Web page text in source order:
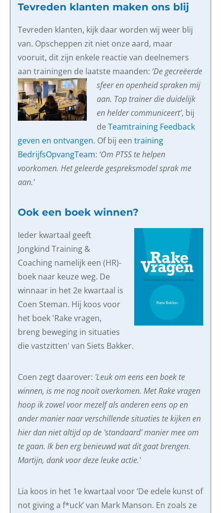
Tevreden klanten maken ons blij
Tevreden klanten, kijk daar worden wij weer blij
van. Opscheppen zit niet onze aard, maar
vooruit, dit zijn enkele reactie van deelnemers
aan trainingen de laatste maanden: ‘De gecreëerde
sfeer en openheid spraken mij
aan. Top trainer die duidelijk
en helder communiceert’, bij
de Teamtraining Feedback
geven en ontvangen. Of bij een training
BedrijfsOpvangTeam: ‘Om PTSS te helpen
voorkomen. Het geleerde gespreksmodel sprak me
aan.’
Ook een boek winnen?
Ieder kwartaal geeft
Jongkind Training &
Coaching namelijk een (HR)-
boek naar keuze weg. De
winnaar in het 2e kwartaal is
Coen Steman. Hij koos voor
het boek 'Rake vragen,
breng beweging in situaties
die vastzitten' van Siets Bakker.
Coen zegt daarover: 'Leuk om eens een boek te
winnen, is me nog nooit overkomen. Met Rake vragen
hoop ik zowel voor mezelf als anderen eens op en
ander manier naar verschillende situaties te kijken en
hier dan niet altijd op de 'standaard' manier mee om
te gaan. Ik ben erg benieuwd wat dit gaat brengen.
Martijn, dank voor deze leuke actie.'
Lia koos in het 1e kwartaal voor ‘De edele kunst of
not giving a f*uck’ van Mark Manson. En zoals ze